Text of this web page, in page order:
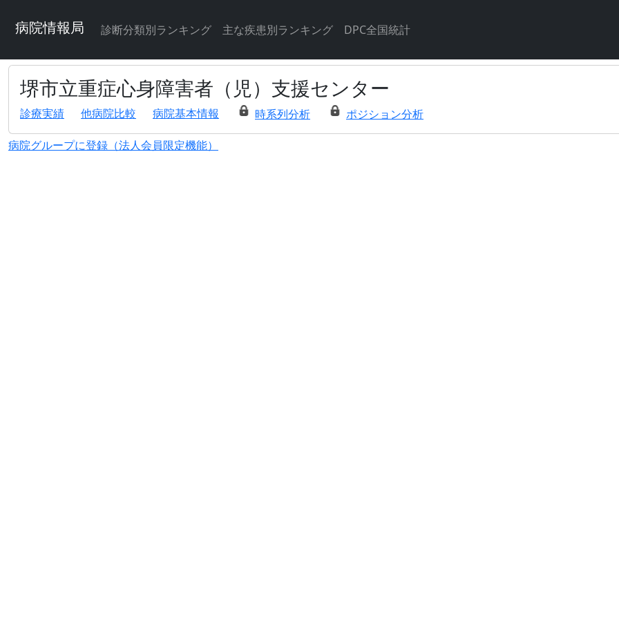
病院情報局 診断分類別ランキング 主な疾患別ランキング DPC全国統計
堺市立重症心身障害者（児）支援センター
診療実績 他病院比較 病院基本情報 時系列分析 ポジション分析
病院グループに登録（法人会員限定機能）